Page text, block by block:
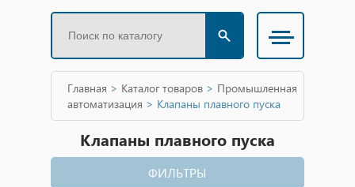
Главная > Каталог товаров > Промышленная
автоматизация > Клапаны плавного пуска
Клапаны плавного пуска
ФИЛЬТРЫ